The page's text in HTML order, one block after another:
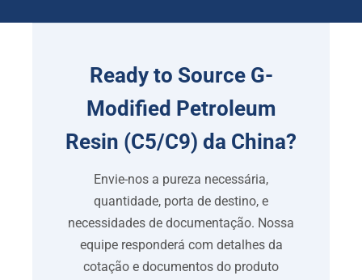
Ready to Source G-
Modified Petroleum
Resin (C5/C9) da China?
Envie-nos a pureza necessária,
quantidade, porta de destino, e
necessidades de documentação. Nossa
equipe responderá com detalhes da
cotação e documentos do produto